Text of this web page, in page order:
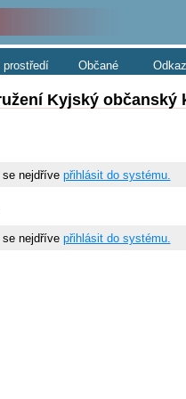
Občané
Kyjský občanský
nejdříve přihlásit do systému.
nejdříve přihlásit do systému.